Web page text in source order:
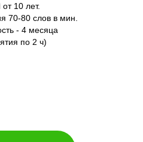
10 лет.
70-80 слов в мин.
- 4 месяца
по 2 ч)